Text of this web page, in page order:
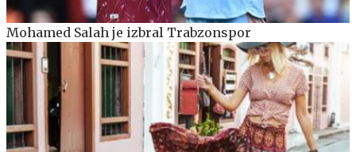
Mohamed Salah je izbral Trabzonspor